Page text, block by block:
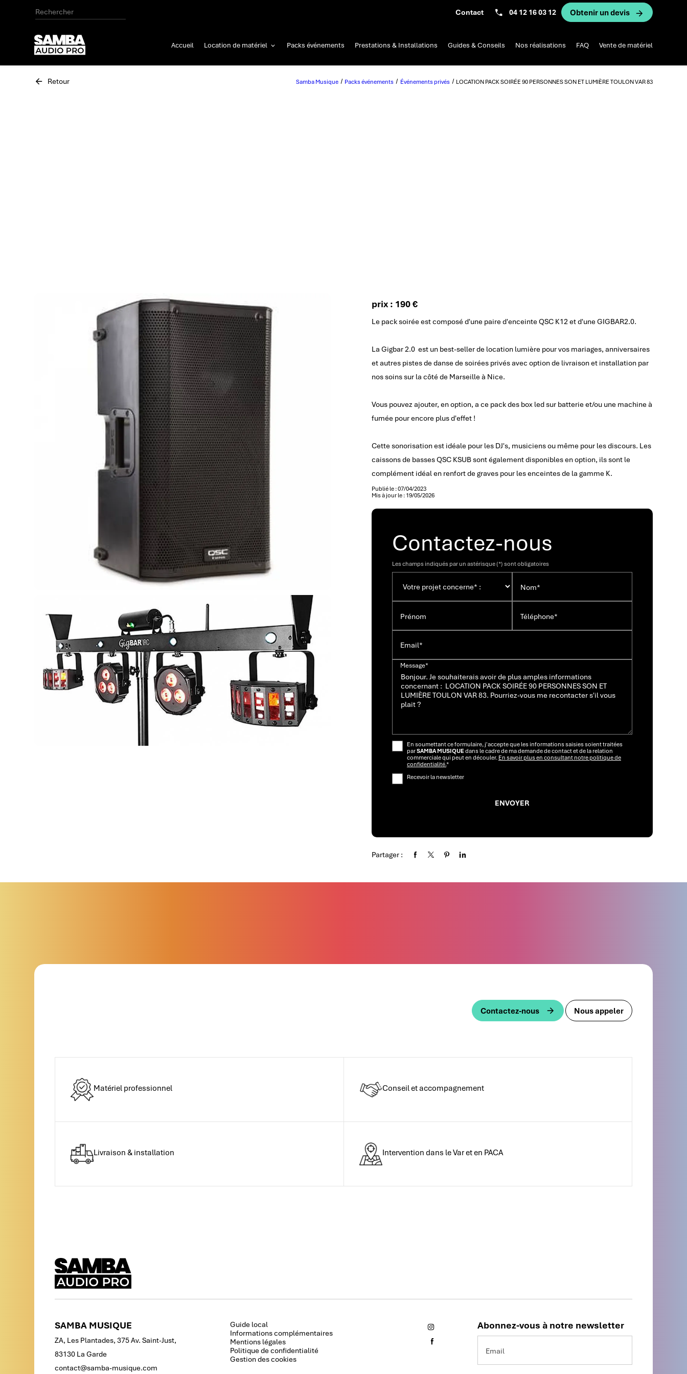
Contact 04 12 16 03 12 Obtenir un devis
Accueil Location de matériel Packs événements Prestations & Installations Guides & Conseils Nos réalisations FAQ Vente de matériel
Samba Musique Packs événements Événements privés LOCATION PACK SOIRÉE 90 PERSONNES SON ET LUMIÈRE TOULON VAR 83
Retour
prix : 190 €
Le pack soirée est composé d'une paire d'enceinte QSC K12 et d'une GIGBAR2.0.
La Gigbar 2.0 est un best-seller de location lumière pour vos mariages, anniversaires
et autres pistes de danse de soirées privés avec option de livraison et installation par
nos soins sur la côté de Marseille à Nice.
Vous pouvez ajouter, en option, a ce pack des box led sur batterie et/ou une machine à
fumée pour encore plus d'effet !
Cette sonorisation est idéale pour les DJ's, musiciens ou même pour les discours. Les
caissons de basses QSC KSUB sont également disponibles en option, ils sont le
complément idéal en renfort de graves pour les enceintes de la gamme K.
Publié le : 07/04/2023
Mis à jour le : 19/05/2026
Contactez-nous
Les champs indiqués par un astérisque (*) sont obligatoires
Nom*
Prénom Téléphone*
Email*
Message*
En soumettant ce formulaire, j'accepte que les informations saisies soient traitées
parSAMBA MUSIQUEdans le cadre de ma demande de contact et de la relation
commerciale qui peut en découler. En savoir plus en consultant notre politique de
confidentialité.*
Recevoir la newsletter
Partager :
Contactez-nous Nous appeler
Matériel professionnel Conseil et accompagnement
Livraison & installation Intervention dans le Var et en PACA
SAMBA MUSIQUE
ZA, Les Plantades, 375 Av. Saint-Just,
83130 La Garde
contact@samba-musique.com
Guide local
Informations complémentaires
Mentions légales
Politique de confidentialité
Gestion des cookies
Abonnez-vous à notre newsletter
Email